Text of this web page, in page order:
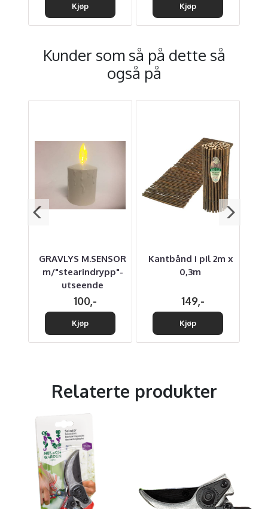
Kjøp Kjøp
Kunder som så på dette så
også på
GRAVLYS M.SENSOR
m/"stearindrypp"-
utseende
100,-
Kjøp
Kantbånd i pil 2m x
0,3m
149,-
Kjøp
Relaterte produkter